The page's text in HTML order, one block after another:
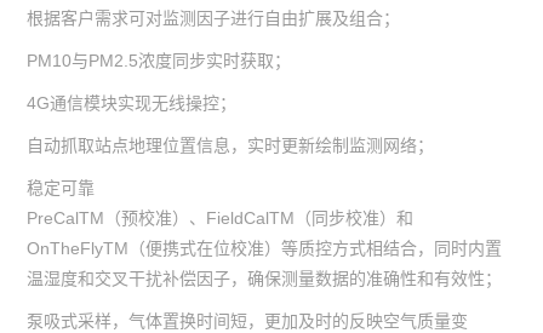
根据客户需求可对监测因子进行自由扩展及组合；
PM10与PM2.5浓度同步实时获取；
4G通信模块实现无线操控；
自动抓取站点地理位置信息，实时更新绘制监测网络；
稳定可靠
PreCalTM（预校准）、FieldCalTM（同步校准）和
OnTheFlyTM（便携式在位校准）等质控方式相结合，同时内置
温湿度和交叉干扰补偿因子，确保测量数据的准确性和有效性；
泵吸式采样，气体置换时间短，更加及时的反映空气质量变